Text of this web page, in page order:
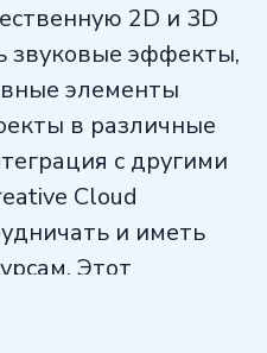
2D и 3D
звуковые эффекты,
элементы
в различные
с другими
Cloud
и иметь
Этот